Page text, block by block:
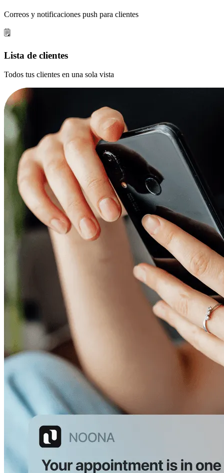
Correos y notificaciones push para clientes
🗒️
Lista de clientes
Todos tus clientes en una sola vista